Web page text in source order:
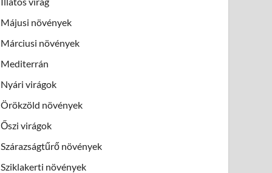
Májusi növények
Márciusi növények
Mediterrán
Nyári virágok
Örökzöld növények
Őszi virágok
Szárazságtűrő növények
Sziklakerti növények